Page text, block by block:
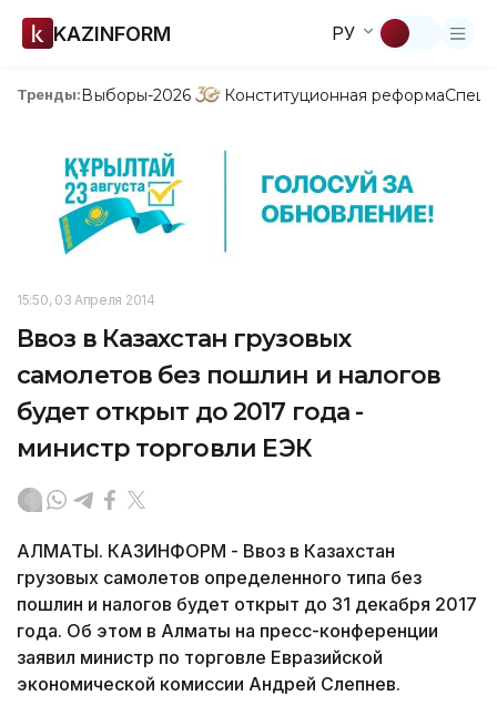
KAZINFORM РУ
Тренды:Выборы-2026 Конституционная реформа
15:50, 03 Апреля 2014
Ввоз в Казахстан грузовых
самолетов без пошлин и налогов
будет открыт до 2017 года -
министр торговли ЕЭК
АЛМАТЫ. КАЗИНФОРМ - Ввоз в Казахстан
грузовых самолетов определенного типа без
пошлин и налогов будет открыт до 31 декабря 2017
года. Об этом в Алматы на пресс-конференции
заявил министр по торговле Евразийской
экономической комиссии Андрей Слепнев.